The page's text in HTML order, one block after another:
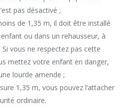
pas désactivé ;
de 1,35 m, il doit être installé
ou dans un rehausseur, à
Si vous ne respectez pas cette
mettez votre enfant en danger,
lourde amende ;
1,35 m, vous pouvez l’attacher
ordinaire.